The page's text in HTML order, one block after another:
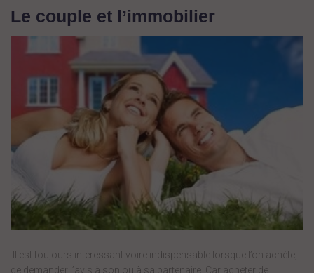
Le couple et l’immobilier
Il est toujours intéressant voire indispensable lorsque l’on achète,
de demander l’avis à son ou à sa partenaire. Car acheter de